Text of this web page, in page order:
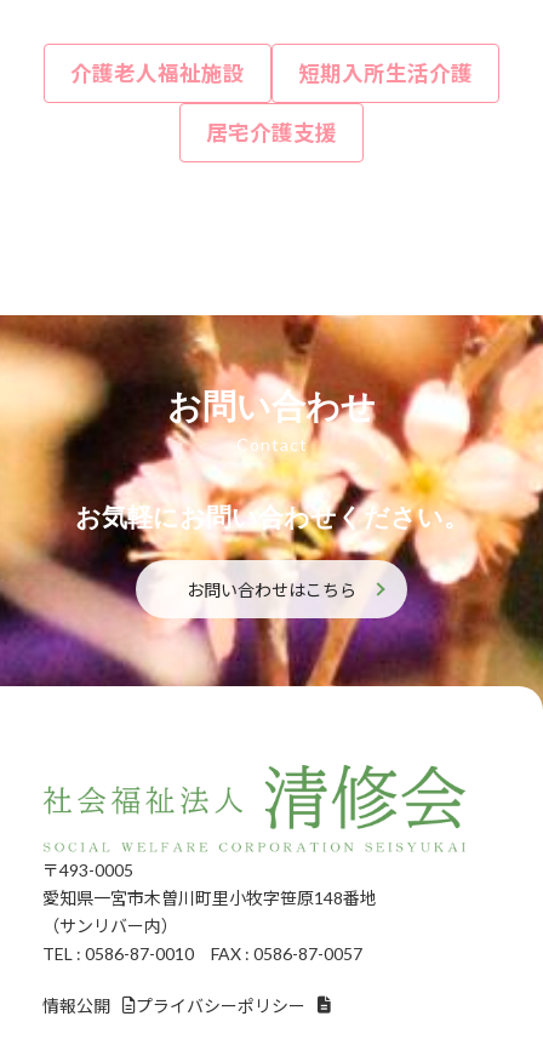
介護老人福祉施設 短期入所生活介護
居宅介護支援
お問い合わせ
Contact
お気軽にお問い合わせください。
お問い合わせはこちら
〒493-0005
愛知県一宮市木曽川町里小牧字笹原148番地
（サンリバー内）
TEL : 0586-87-0010 FAX : 0586-87-0057
情報公開 プライバシーポリシー